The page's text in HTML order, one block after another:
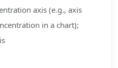
axis (e.g., axis
in a chart);